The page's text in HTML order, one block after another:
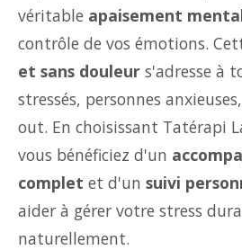
véritable apaisement
contrôle de vos émotions.
et sans douleur s'adresse à
stressés, personnes
out. En choisissant Tatérapi
vous bénéficiez d'un
complet et d'un suivi
aider à gérer votre stress
naturellement.